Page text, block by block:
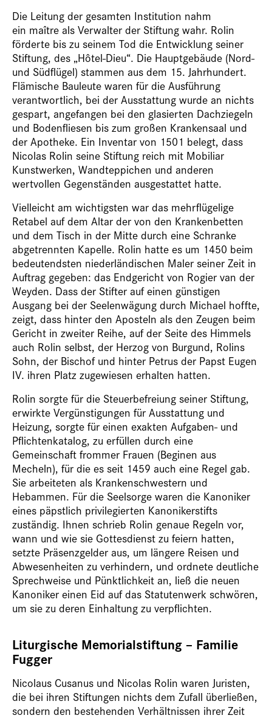
Die Leitung der gesamten Institution nahm
ein maître als Verwalter der Stiftung wahr. Rolin
förderte bis zu seinem Tod die Entwicklung seiner
Stiftung, des „Hôtel-Dieu“. Die Hauptgebäude (Nord-
und Südflügel) stammen aus dem 15. Jahrhundert.
Flämische Bauleute waren für die Ausführung
verantwortlich, bei der Ausstattung wurde an nichts
gespart, angefangen bei den glasierten Dachziegeln
und Bodenfliesen bis zum großen Krankensaal und
der Apotheke. Ein Inventar von 1501 belegt, dass
Nicolas Rolin seine Stiftung reich mit Mobiliar
Kunstwerken, Wandteppichen und anderen
wertvollen Gegenständen ausgestattet hatte.
Vielleicht am wichtigsten war das mehrflügelige
Retabel auf dem Altar der von den Krankenbetten
und dem Tisch in der Mitte durch eine Schranke
abgetrennten Kapelle. Rolin hatte es um 1450 beim
bedeutendsten niederländischen Maler seiner Zeit in
Auftrag gegeben: das Endgericht von Rogier van der
Weyden. Dass der Stifter auf einen günstigen
Ausgang bei der Seelenwägung durch Michael hoffte,
zeigt, dass hinter den Aposteln als den Zeugen beim
Gericht in zweiter Reihe, auf der Seite des Himmels
auch Rolin selbst, der Herzog von Burgund, Rolins
Sohn, der Bischof und hinter Petrus der Papst Eugen
IV. ihren Platz zugewiesen erhalten hatten.
Rolin sorgte für die Steuerbefreiung seiner Stiftung,
erwirkte Vergünstigungen für Ausstattung und
Heizung, sorgte für einen exakten Aufgaben- und
Pflichtenkatalog, zu erfüllen durch eine
Gemeinschaft frommer Frauen (Beginen aus
Mecheln), für die es seit 1459 auch eine Regel gab.
Sie arbeiteten als Krankenschwestern und
Hebammen. Für die Seelsorge waren die Kanoniker
eines päpstlich privilegierten Kanonikerstifts
zuständig. Ihnen schrieb Rolin genaue Regeln vor,
wann und wie sie Gottesdienst zu feiern hatten,
setzte Präsenzgelder aus, um längere Reisen und
Abwesenheiten zu verhindern, und ordnete deutliche
Sprechweise und Pünktlichkeit an, ließ die neuen
Kanoniker einen Eid auf das Statutenwerk schwören,
um sie zu deren Einhaltung zu verpflichten.
Liturgische Memorialstiftung – Familie
Fugger
Nicolaus Cusanus und Nicolas Rolin waren Juristen,
die bei ihren Stiftungen nichts dem Zufall überließen,
sondern den bestehenden Verhältnissen ihrer Zeit